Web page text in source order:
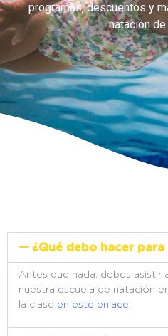
programas, descuentos y
natación de
¿Qué debo hacer para
Antes que nada, debes asistir
nuestra escuela de natación
la clase en este enlace.